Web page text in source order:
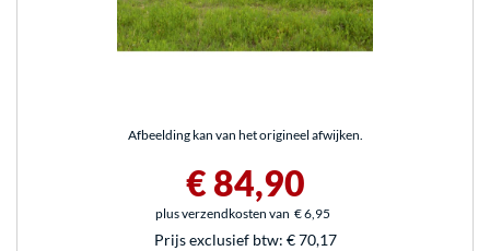
Afbeelding kan van het origineel afwijken.
€ 84,90
plus verzendkosten van € 6,95
Prijs exclusief btw: € 70,17